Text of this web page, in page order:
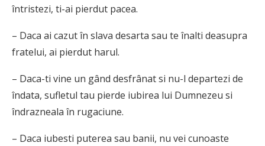
întristezi, ti-ai pierdut pacea.
– Daca ai cazut în slava desarta sau te înalti deasupra
fratelui, ai pierdut harul.
– Daca-ti vine un gând desfrânat si nu-l departezi de
îndata, sufletul tau pierde iubirea lui Dumnezeu si
îndrazneala în rugaciune.
– Daca iubesti puterea sau banii, nu vei cunoaste